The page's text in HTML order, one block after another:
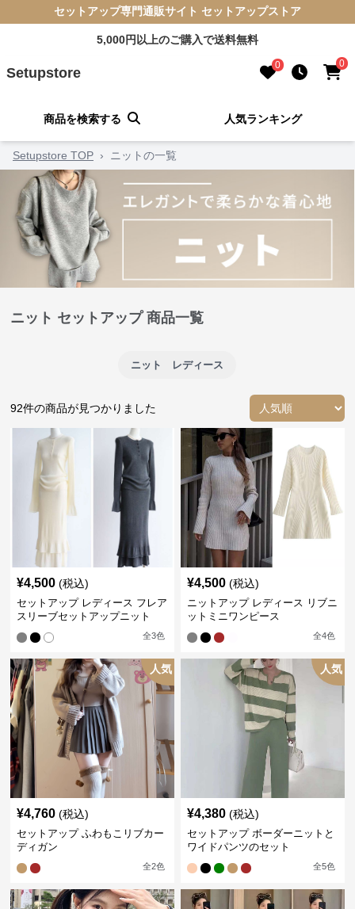
セットアップ専門通販サイト セットアップストア
5,000円以上のご購入で送料無料
Setupstore 0 0
商品を検索する 人気ランキング
Setupstore TOP › ニットの一覧
ニット セットアップ 商品一覧
ニット レディース
92件の商品が見つかりました
¥4,500 (税込)
セットアップ レディース フレア
スリーブセットアップニット
全3色
¥4,500 (税込)
ニットアップ レディース リブニ
ットミニワンピース
全4色
人気
¥4,760 (税込)
セットアップ ふわもこリブカー
ディガン
全2色
人気
¥4,380 (税込)
セットアップ ボーダーニットと
ワイドパンツのセット
全5色